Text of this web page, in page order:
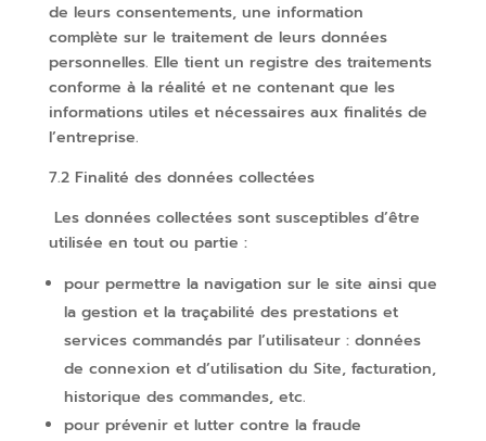
de leurs consentements, une information
complète sur le traitement de leurs données
personnelles. Elle tient un registre des traitements
conforme à la réalité et ne contenant que les
informations utiles et nécessaires aux finalités de
l’entreprise.
7.2 Finalité des données collectées
Les données collectées sont susceptibles d’être
utilisée en tout ou partie :
pour permettre la navigation sur le site ainsi que
la gestion et la traçabilité des prestations et
services commandés par l’utilisateur : données
de connexion et d’utilisation du Site, facturation,
historique des commandes, etc.
pour prévenir et lutter contre la fraude